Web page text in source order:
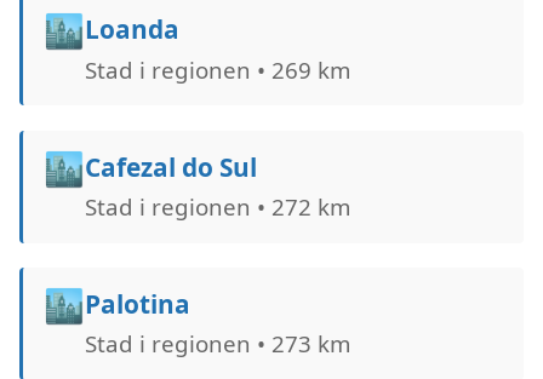
🏙️Loanda
Stad i regionen • 269 km
🏙️Cafezal do Sul
Stad i regionen • 272 km
🏙️Palotina
Stad i regionen • 273 km